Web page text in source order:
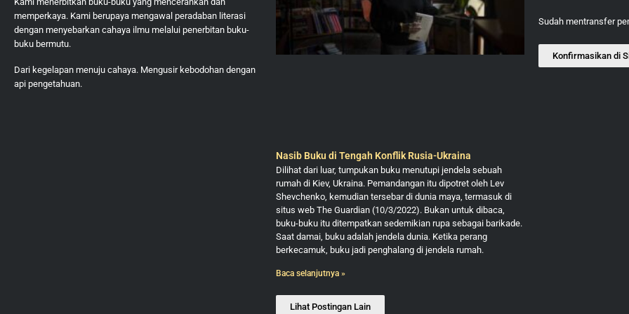
memperkaya. Kami berupaya mengawal peradaban literasi
dengan menyebarkan cahaya ilmu melalui penerbitan buku-
buku bermutu.
Dari kegelapan menuju cahaya. Mengusir kebodohan dengan
api pengetahuan.
Nasib Buku di Tengah Konflik Rusia-Ukraina
Dilihat dari luar, tumpukan buku menutupi jendela sebuah
rumah di Kiev, Ukraina. Pemandangan itu dipotret oleh Lev
Shevchenko, kemudian tersebar di dunia maya, termasuk di
situs web The Guardian (10/3/2022). Bukan untuk dibaca,
buku-buku itu ditempatkan sedemikian rupa sebagai barikade.
Saat damai, buku adalah jendela dunia. Ketika perang
berkecamuk, buku jadi penghalang di jendela rumah.
Baca selanjutnya »
Lihat Postingan Lain
Sudah mentransfer
Konfirmasikan di